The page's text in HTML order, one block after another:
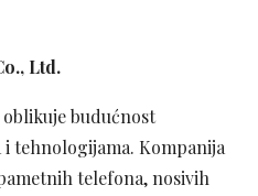
Ltd.
budućnost
tehnologijama. Kompanija
telefona, nosivih